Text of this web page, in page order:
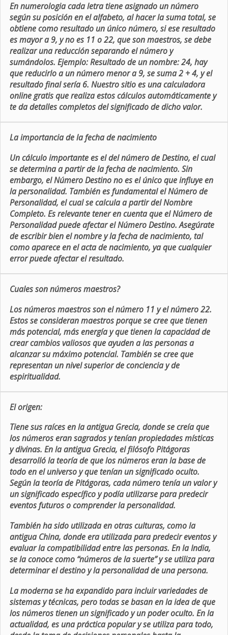
En numerologia cada letra tiene asignado un número
según su posición en el alfabeto, al hacer la suma total, se
obtiene como resultado un único número, si ese resultado
es mayor a 9, y no es 11 o 22, que son maestros, se debe
realizar una reducción separando el número y
sumándolos. Ejemplo: Resultado de un nombre: 24, hay
que reducirlo a un número menor a 9, se suma 2 + 4, y el
resultado final sería 6. Nuestro sitio es una calculadora
online gratis que realiza estos cálculos automáticamente y
te da detalles completos del significado de dicho valor.
La importancia de la fecha de nacimiento
Un cálculo importante es el del número de Destino, el cual
se determina a partir de la fecha de nacimiento. Sin
embargo, el Número Destino no es el único que influye en
la personalidad. También es fundamental el Número de
Personalidad, el cual se calcula a partir del Nombre
Completo. Es relevante tener en cuenta que el Número de
Personalidad puede afectar el Número Destino. Asegúrate
de escribir bien el nombre y la fecha de nacimiento, tal
como aparece en el acta de nacimiento, ya que cualquier
error puede afectar el resultado.
Cuales son números maestros?
Los números maestros son el número 11 y el número 22.
Estos se consideran maestros porque se cree que tienen
más potencial, más energía y que tienen la capacidad de
crear cambios valiosos que ayuden a las personas a
alcanzar su máximo potencial. También se cree que
representan un nivel superior de conciencia y de
espiritualidad.
El origen:
Tiene sus raíces en la antigua Grecia, donde se creía que
los números eran sagrados y tenían propiedades místicas
y divinas. En la antigua Grecia, el filósofo Pitágoras
desarrolló la teoría de que los números eran la base de
todo en el universo y que tenían un significado oculto.
Según la teoría de Pitágoras, cada número tenía un valor y
un significado específico y podía utilizarse para predecir
eventos futuros o comprender la personalidad.
También ha sido utilizada en otras culturas, como la
antigua China, donde era utilizada para predecir eventos y
evaluar la compatibilidad entre las personas. En la India,
se la conoce como “números de la suerte” y se utiliza para
determinar el destino y la personalidad de una persona.
La moderna se ha expandido para incluir variedades de
sistemas y técnicas, pero todas se basan en la idea de que
los números tienen un significado y un poder oculto. En la
actualidad, es una práctica popular y se utiliza para todo,